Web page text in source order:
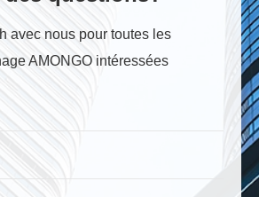
avec nous pour toutes les
AMONGO intéressées